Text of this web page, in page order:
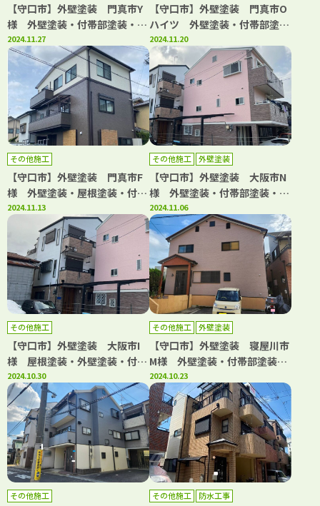
【守口市】外壁塗装 門真市Y
様 外壁塗装・付帯部塗装・シ
ーリング工事・防水工事・屋根
カバー工法 アビリティペイン
ト
2024.11.27
【守口市】外壁塗装 門真市O
ハイツ 外壁塗装・付帯部塗
装・シーリング工事・補修工
事・屋根カバー工法 アビリテ
ィペイント
2024.11.20
その他施工
【守口市】外壁塗装 門真市F
様 外壁塗装・屋根塗装・付帯
部塗装・シーリング工事 アビ
リティペイント
2024.11.13
その他施工 外壁塗装
【守口市】外壁塗装 大阪市N
様 外壁塗装・付帯部塗装・シ
ーリング工事 アビリティペイ
ント
2024.11.06
その他施工
【守口市】外壁塗装 大阪市I
様 屋根塗装・外壁塗装・付帯
部塗装・シーリング工事 アビ
リティペイント
2024.10.30
その他施工 外壁塗装
【守口市】外壁塗装 寝屋川市
M様 外壁塗装・付帯部塗装・
シーリング工事 アビリティペ
イント
2024.10.23
その他施工 その他施工 防水工事